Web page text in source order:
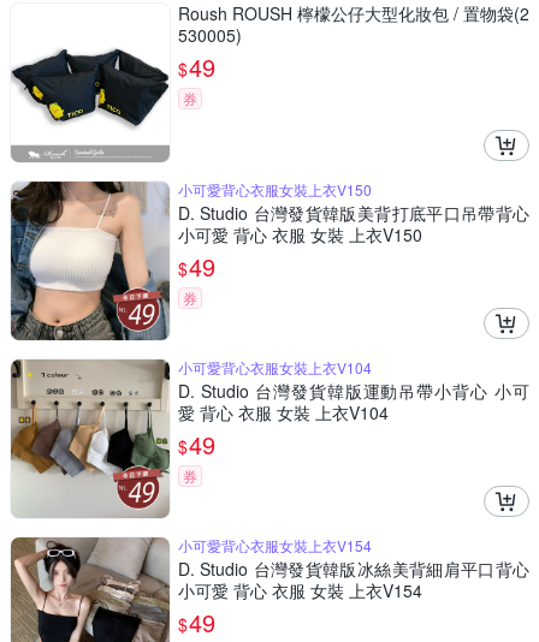
Roush ROUSH 檸檬公仔大型化妝包 / 置物袋(2
530005)
$49
券
小可愛背心衣服女裝上衣V150
D. Studio 台灣發貨韓版美背打底平口吊帶背心
小可愛 背心 衣服 女裝 上衣V150
$49
券
小可愛背心衣服女裝上衣V104
D. Studio 台灣發貨韓版運動吊帶小背心 小可
愛 背心 衣服 女裝 上衣V104
$49
券
小可愛背心衣服女裝上衣V154
D. Studio 台灣發貨韓版冰絲美背細肩平口背心
小可愛 背心 衣服 女裝 上衣V154
$49